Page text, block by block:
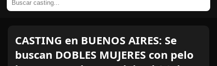
CASTING en BUENOS AIRES: Se
buscan DOBLES MUJERES con pelo